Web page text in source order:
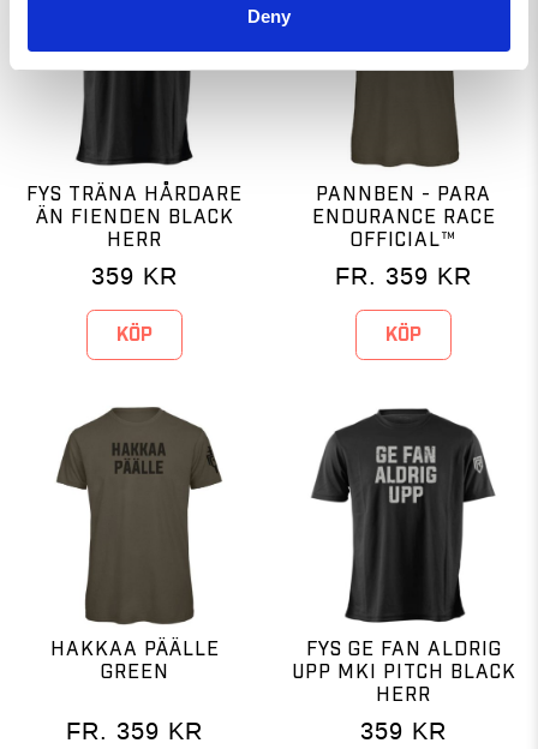
Deny
FYS TRÄNA HÅRDARE
ÄN FIENDEN BLACK
HERR
359 KR
KÖP
PANNBEN - PARA
ENDURANCE RACE
OFFICIAL™
FR. 359 KR
KÖP
HAKKAA PÄÄLLE
GREEN
FR. 359 KR
FYS GE FAN ALDRIG
UPP MKI PITCH BLACK
HERR
359 KR